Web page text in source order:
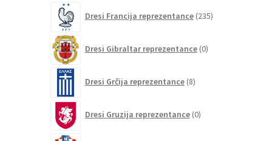
Dresi Francija reprezentance 235izdelkov
Dresi Gibraltar reprezentance 0izdelkov
Dresi Grčija reprezentance 8izdelkov
Dresi Gruzija reprezentance 0izdelkov